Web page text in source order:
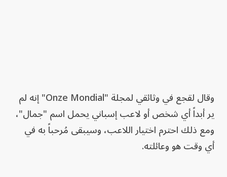
وقال لقجع في وثائقي لمجلة "Onze Mondial" إنه لم
ير أبداً أي شخص أو لاعب إسباني يحمل اسم "جمال"،
ومع ذلك احترم اختيار اللاعب، وسيبقى مُرحباً به في
أي وقت هو وعائلته.